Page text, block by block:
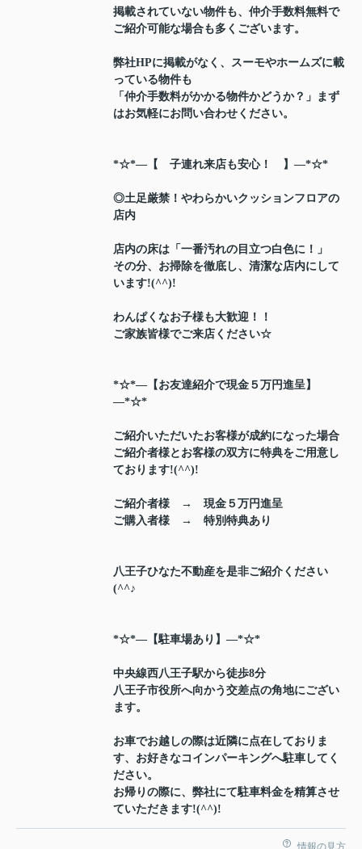
掲載されていない物件も、仲介手数料無料で
ご紹介可能な場合も多くございます。
弊社HPに掲載がなく、スーモやホームズに載
っている物件も
「仲介手数料がかかる物件かどうか？」まず
はお気軽にお問い合わせください。
*☆*―【 子連れ来店も安心！ 】―*☆*
◎土足厳禁！やわらかいクッションフロアの
店内
店内の床は「一番汚れの目立つ白色に！」
その分、お掃除を徹底し、清潔な店内にして
います!(^^)!
わんぱくなお子様も大歓迎！！
ご家族皆様でご来店ください☆
*☆*―【お友達紹介で現金５万円進呈】
―*☆*
ご紹介いただいたお客様が成約になった場合
ご紹介者様とお客様の双方に特典をご用意し
ております!(^^)!
ご紹介者様 → 現金５万円進呈
ご購入者様 → 特別特典あり
八王子ひなた不動産を是非ご紹介ください
(^^♪
*☆*―【駐車場あり】―*☆*
中央線西八王子駅から徒歩8分
八王子市役所へ向かう交差点の角地にござい
ます。
お車でお越しの際は近隣に点在しておりま
す、お好きなコインパーキングへ駐車してく
ださい。
お帰りの際に、弊社にて駐車料金を精算させ
ていただきます!(^^)!
情報の見方